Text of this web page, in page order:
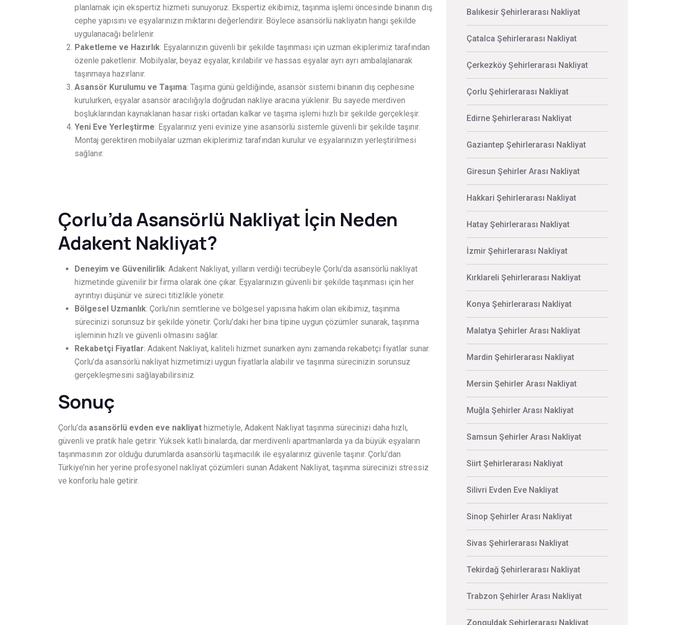
planlamak için ekspertiz hizmeti sunuyoruz. Ekspertiz ekibimiz, taşınma işlemi öncesinde binanın dış
cephe yapısını ve eşyalarınızın miktarını değerlendirir. Böylece asansörlü nakliyatın hangi şekilde
uygulanacağı belirlenir.
Paketleme ve Hazırlık: Eşyalarınızın güvenli bir şekilde taşınması için uzman ekiplerimiz tarafından
özenle paketlenir. Mobilyalar, beyaz eşyalar, kırılabilir ve hassas eşyalar ayrı ayrı ambalajlanarak
taşınmaya hazırlanır.
Asansör Kurulumu ve Taşıma: Taşıma günü geldiğinde, asansör sistemi binanın dış cephesine
kurulurken, eşyalar asansör aracılığıyla doğrudan nakliye aracına yüklenir. Bu sayede merdiven
boşluklarından kaynaklanan hasar riski ortadan kalkar ve taşıma işlemi hızlı bir şekilde gerçekleşir.
Yeni Eve Yerleştirme: Eşyalarınız yeni evinize yine asansörlü sistemle güvenli bir şekilde taşınır.
Montaj gerektiren mobilyalar uzman ekiplerimiz tarafından kurulur ve eşyalarınızın yerleştirilmesi
sağlanır.
Çorlu’da Asansörlü Nakliyat İçin Neden
Adakent Nakliyat?
Deneyim ve Güvenilirlik: Adakent Nakliyat, yılların verdiği tecrübeyle Çorlu’da asansörlü nakliyat
hizmetinde güvenilir bir firma olarak öne çıkar. Eşyalarınızın güvenli bir şekilde taşınması için her
ayrıntıyı düşünür ve süreci titizlikle yönetir.
Bölgesel Uzmanlık: Çorlu’nın semtlerine ve bölgesel yapısına hakim olan ekibimiz, taşınma
sürecinizi sorunsuz bir şekilde yönetir. Çorlu’daki her bina tipine uygun çözümler sunarak, taşınma
işleminin hızlı ve güvenli olmasını sağlar.
Rekabetçi Fiyatlar: Adakent Nakliyat, kaliteli hizmet sunarken aynı zamanda rekabetçi fiyatlar sunar.
Çorlu’da asansörlü nakliyat hizmetimizi uygun fiyatlarla alabilir ve taşınma sürecinizin sorunsuz
gerçekleşmesini sağlayabilirsiniz.
Sonuç
Çorlu’da asansörlü evden eve nakliyat hizmetiyle, Adakent Nakliyat taşınma sürecinizi daha hızlı,
güvenli ve pratik hale getirir. Yüksek katlı binalarda, dar merdivenli apartmanlarda ya da büyük eşyaların
taşınmasının zor olduğu durumlarda asansörlü taşımacılık ile eşyalarınız güvenle taşınır. Çorlu’dan
Türkiye’nin her yerine profesyonel nakliyat çözümleri sunan Adakent Nakliyat, taşınma sürecinizi stressiz
ve konforlu hale getirir.
Balıkesir Şehirlerarası Nakliyat
Çatalca Şehirlerarası Nakliyat
Çerkezköy Şehirlerarası Nakliyat
Çorlu Şehirlerarası Nakliyat
Edirne Şehirlerarası Nakliyat
Gaziantep Şehirlerarası Nakliyat
Giresun Şehirler Arası Nakliyat
Hakkari Şehirlerarası Nakliyat
Hatay Şehirlerarası Nakliyat
İzmir Şehirlerarası Nakliyat
Kırklareli Şehirlerarası Nakliyat
Konya Şehirlerarası Nakliyat
Malatya Şehirler Arası Nakliyat
Mardin Şehirlerarası Nakliyat
Mersin Şehirler Arası Nakliyat
Muğla Şehirler Arası Nakliyat
Samsun Şehirler Arası Nakliyat
Siirt Şehirlerarası Nakliyat
Silivri Evden Eve Nakliyat
Sinop Şehirler Arası Nakliyat
Sivas Şehirlerarası Nakliyat
Tekirdağ Şehirlerarası Nakliyat
Trabzon Şehirler Arası Nakliyat
Zonguldak Şehirlerarası Nakliyat